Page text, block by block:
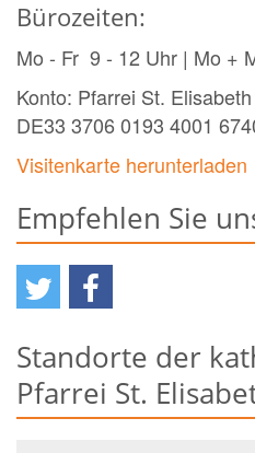
Bürozeiten:
Mo - Fr 9 - 12 Uhr | Mo +
Konto: Pfarrei St.
DE33 3706 0193 4001
Visitenkarte herunterladen
Empfehlen Sie
Standorte der
Pfarrei St.